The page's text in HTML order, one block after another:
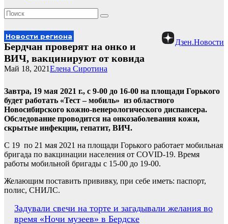
Дзен.Новости
Новости региона
Бердчан проверят на онко и
ВИЧ, вакцинируют от ковида
Елена Сиротина
Май 18, 2021
Завтра, 19 мая 2021 г., с 9-00 до 16-00 на площади Горького
будет работать «Тест – мобиль» из областного
Новосибирского кожно-венерологического диспансера.
Обследование проводится на онкозаболевания кожи,
скрытые инфекции, гепатит, ВИЧ.
С 19 по 21 мая 2021 на площади Горького работает мобильная
бригада по вакцинации населения от COVID-19. Время
работы мобильной бригады с 15-00 до 19-00.
Желающим поставить прививку, при себе иметь: паспорт,
полис, СНИЛС.
Навигация
Задували свечи на торте и загадывали желания во
время «Ночи музеев» в Бердске